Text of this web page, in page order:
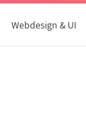
Webdesign & UI